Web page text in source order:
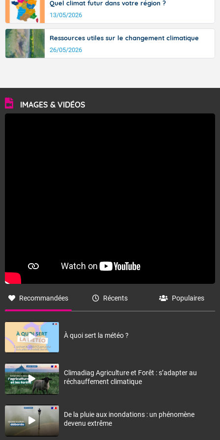
Quel climat futur dans votre région ?
13/05/2026
Ressources utiles sur le changement climatique
26/05/2026
IMAGES & VIDÉOS
Recommandées Récents Populaires
À quoi sert la météo ?
Climadiag Agriculture et Forêt : s’adapter au
réchauffement climatique
De la pluie aux inondations : un phénomène
devenu extrême